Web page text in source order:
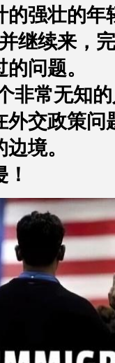
的强壮的年
继续来，
问题。
非常无知
外交政策问
境。